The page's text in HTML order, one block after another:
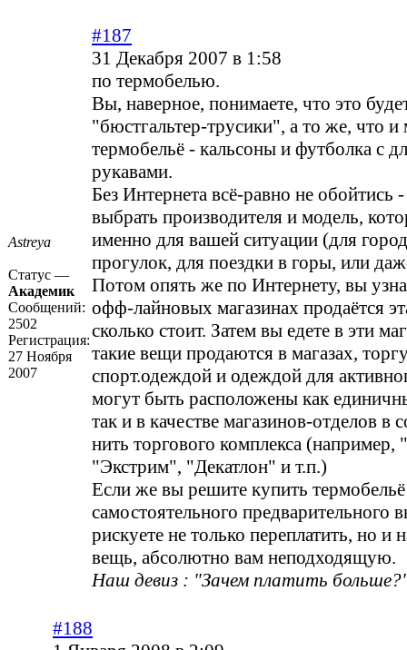
Astreya
Статус —
Академик
Сообщений:
2502
Регистрация:
27 Ноября
2007
#187
31 Декабря 2007 в 1:58
по термобелью.
Вы, наверное, понимаете, что это
"бюстгальтер-трусики", а то же, что и
термобельё - кальсоны и футболка с
рукавами.
Без Интернета всё-равно не обойтись
выбрать производителя и модель,
именно для вашей ситуации (для
прогулок, для поездки в горы, или
Потом опять же по Интернету, вы
офф-лайновых магазинах продаётся
сколько стоит. Затем вы едете в эти
такие вещи продаются в магазах,
спорт.одеждой и одеждой для
могут быть расположены как
так и в качестве магазинов-отделов в
нить торгового комплекса
"Экстрим", "Декатлон" и т.п.)
Если же вы решите купить термобельё
самостоятельного предварительного
рискуете не только переплатить, но и
вещь, абсолютно вам неподходящую.
Наш девиз : "Зачем платить
#188